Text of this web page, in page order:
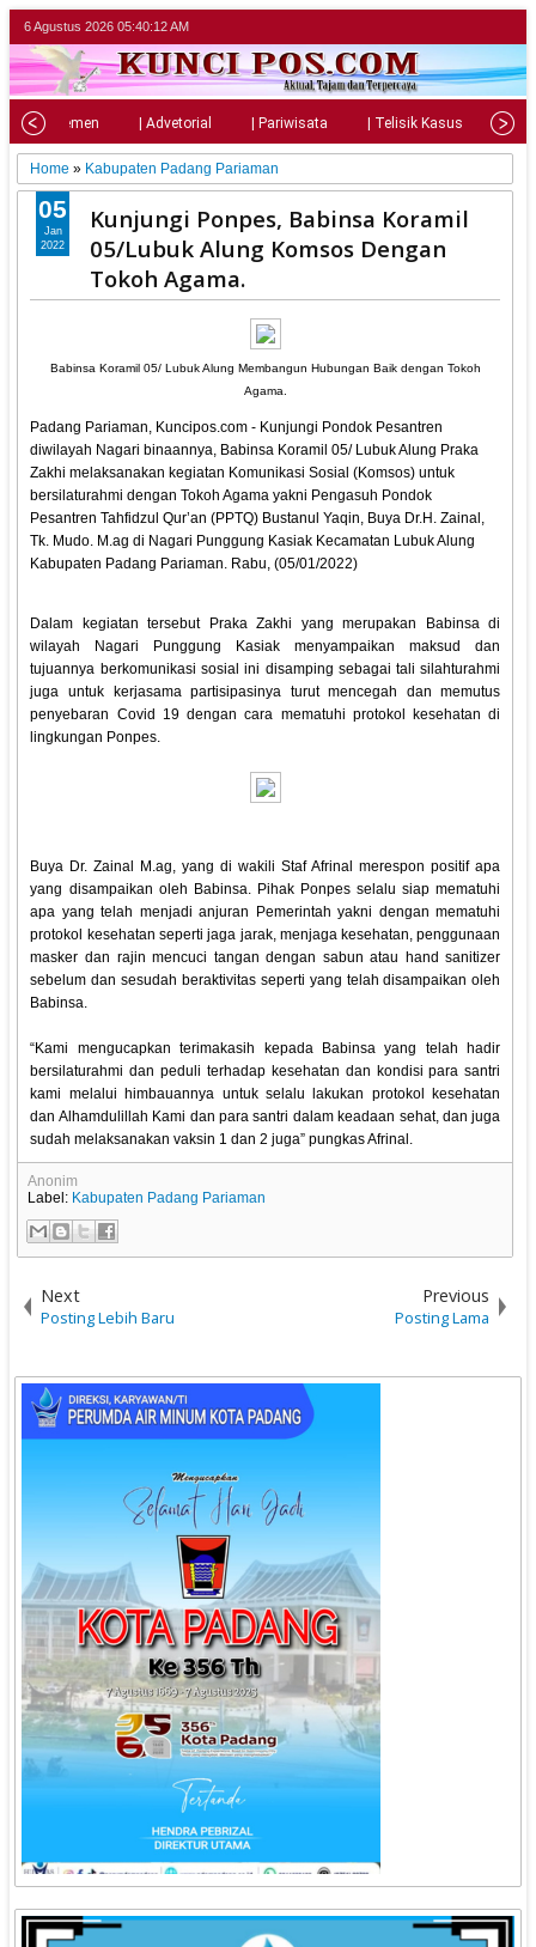
6 Agustus 2026 05:40:13 AM
| Parlemen | Advetorial | Pariwisata | Telisik Kasus |
Home » Kabupaten Padang Pariaman
Kunjungi Ponpes, Babinsa Koramil
05/Lubuk Alung Komsos Dengan
Tokoh Agama.
Babinsa Koramil 05/ Lubuk Alung Membangun Hubungan Baik dengan Tokoh
Agama.
Padang Pariaman, Kuncipos.com - Kunjungi Pondok Pesantren
diwilayah Nagari binaannya, Babinsa Koramil 05/ Lubuk Alung Praka
Zakhi melaksanakan kegiatan Komunikasi Sosial (Komsos) untuk
bersilaturahmi dengan Tokoh Agama yakni Pengasuh Pondok
Pesantren Tahfidzul Qur’an (PPTQ) Bustanul Yaqin, Buya Dr.H. Zainal,
Tk. Mudo. M.ag di Nagari Punggung Kasiak Kecamatan Lubuk Alung
Kabupaten Padang Pariaman. Rabu, (05/01/2022)
Dalam kegiatan tersebut Praka Zakhi yang merupakan Babinsa di
wilayah Nagari Punggung Kasiak menyampaikan maksud dan
tujuannya berkomunikasi sosial ini disamping sebagai tali silahturahmi
juga untuk kerjasama partisipasinya turut mencegah dan memutus
penyebaran Covid 19 dengan cara mematuhi protokol kesehatan di
lingkungan Ponpes.
Buya Dr. Zainal M.ag, yang di wakili Staf Afrinal merespon positif apa
yang disampaikan oleh Babinsa. Pihak Ponpes selalu siap mematuhi
apa yang telah menjadi anjuran Pemerintah yakni dengan mematuhi
protokol kesehatan seperti jaga jarak, menjaga kesehatan, penggunaan
masker dan rajin mencuci tangan dengan sabun atau hand sanitizer
sebelum dan sesudah beraktivitas seperti yang telah disampaikan oleh
Babinsa.
“Kami mengucapkan terimakasih kepada Babinsa yang telah hadir
bersilaturahmi dan peduli terhadap kesehatan dan kondisi para santri
kami melalui himbauannya untuk selalu lakukan protokol kesehatan
dan Alhamdulillah Kami dan para santri dalam keadaan sehat, dan juga
sudah melaksanakan vaksin 1 dan 2 juga” pungkas Afrinal.
05
Jan
2022
Anonim
Label: Kabupaten Padang Pariaman
Next
Posting Lebih Baru
Previous
Posting Lama